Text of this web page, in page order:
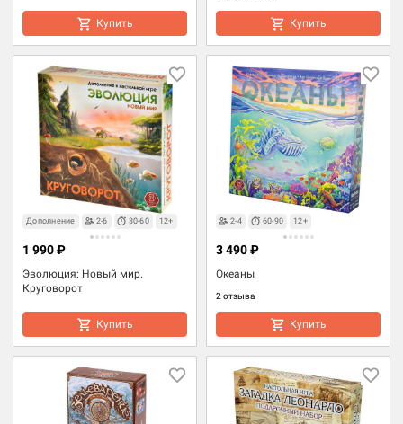
Купить Купить
Дополнение 2-6 30-60 12+
Эволюция: Новый мир.
Круговорот
1 990 ₽
Купить
2-4 60-90 12+
Океаны
2 отзыва
3 490 ₽
Купить